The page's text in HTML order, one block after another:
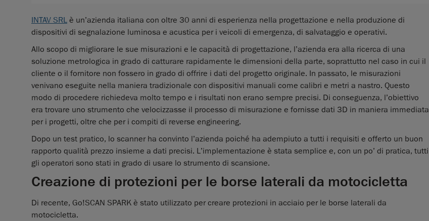
INTAV SRL è un’azienda italiana con oltre 30 anni di esperienza nella progettazione e nella produzione di
dispositivi di segnalazione luminosa e acustica per i veicoli di emergenza, di salvataggio e operativi.
Allo scopo di migliorare le sue misurazioni e le capacità di progettazione, l’azienda era alla ricerca di una
soluzione metrologica in grado di catturare rapidamente le dimensioni della parte, soprattutto nel caso in cui il
cliente o il fornitore non fossero in grado di offrire i dati del progetto originale. In passato, le misurazioni
venivano eseguite nella maniera tradizionale con dispositivi manuali come calibri e metri a nastro. Questo
modo di procedere richiedeva molto tempo e i risultati non erano sempre precisi. Di conseguenza, l’obiettivo
era trovare uno strumento che velocizzasse il processo di misurazione e fornisse dati 3D in maniera immediata
per i progetti, oltre che per i compiti di reverse engineering.
Dopo un test pratico, lo scanner ha convinto l’azienda poiché ha adempiuto a tutti i requisiti e offerto un buon
rapporto qualità prezzo insieme a dati precisi. L’implementazione è stata semplice e, con un po’ di pratica, tutti
gli operatori sono stati in grado di usare lo strumento di scansione.
Creazione di protezioni per le borse laterali da motocicletta
Di recente, Go!SCAN SPARK è stato utilizzato per creare protezioni in acciaio per le borse laterali da
motocicletta.